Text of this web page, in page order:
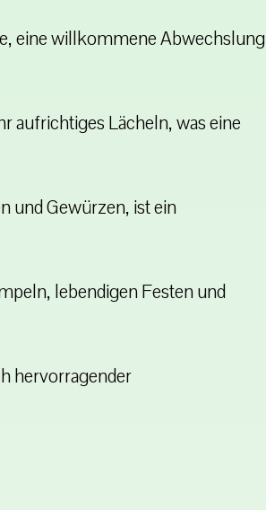
eine willkommene Abwechslung
aufrichtiges Lächeln, was eine
und Gewürzen, ist ein
lebendigen Festen und
hervorragender